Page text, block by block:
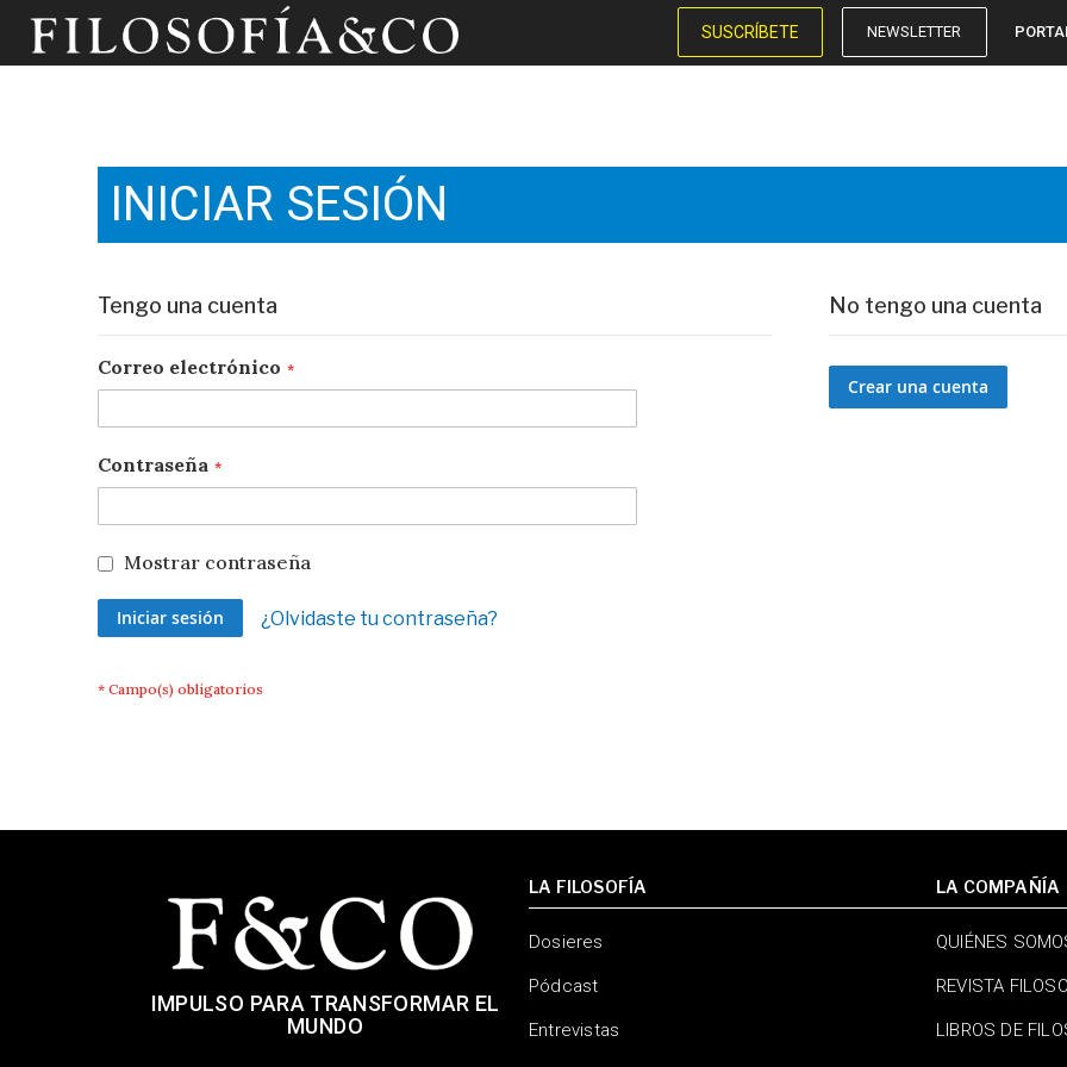
SUSCRÍBETE NEWSLETTER
INICIAR SESIÓN
Tengo una cuenta
Correo electrónico
Contraseña
Mostrar contraseña
Iniciar sesión ¿Olvidaste tu contraseña?
No tengo una cuenta
Crear una cuenta
IMPULSO PARA TRANSFORMAR EL
MUNDO
LA FILOSOFÍA
Dosieres
Pódcast
Entrevistas
LA COMPAÑÍA
QUIÉNES
REVISTA
LIBROS DE